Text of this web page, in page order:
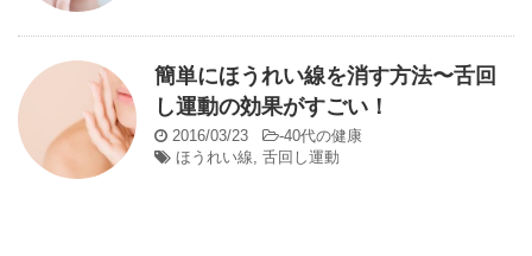
簡単にほうれい線を消す方法〜舌回
し運動の効果がすごい！
2016/03/23 -40代の健康
ほうれい線, 舌回し運動